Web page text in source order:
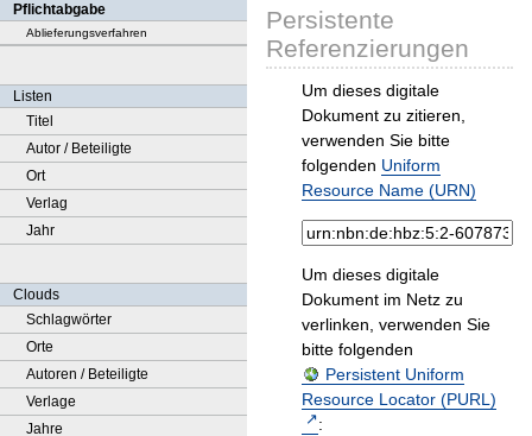
Pflichtabgabe
Ablieferungsverfahren
Listen
Titel
Autor / Beteiligte
Ort
Verlag
Jahr
Clouds
Schlagwörter
Orte
Autoren / Beteiligte
Verlage
Jahre
Persistente
Referenzierungen
Um dieses digitale
Dokument zu zitieren,
verwenden Sie bitte
folgenden Uniform
Resource Name (URN)
Um dieses digitale
Dokument im Netz zu
verlinken, verwenden Sie
bitte folgenden
Persistent Uniform
Resource Locator (PURL)
: